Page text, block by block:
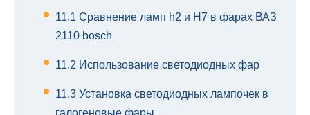
11.1 Сравнение ламп h2 и H7 в фарах ВАЗ
2110 bosch
11.2 Использование светодиодных фар
11.3 Установка светодиодных лампочек в